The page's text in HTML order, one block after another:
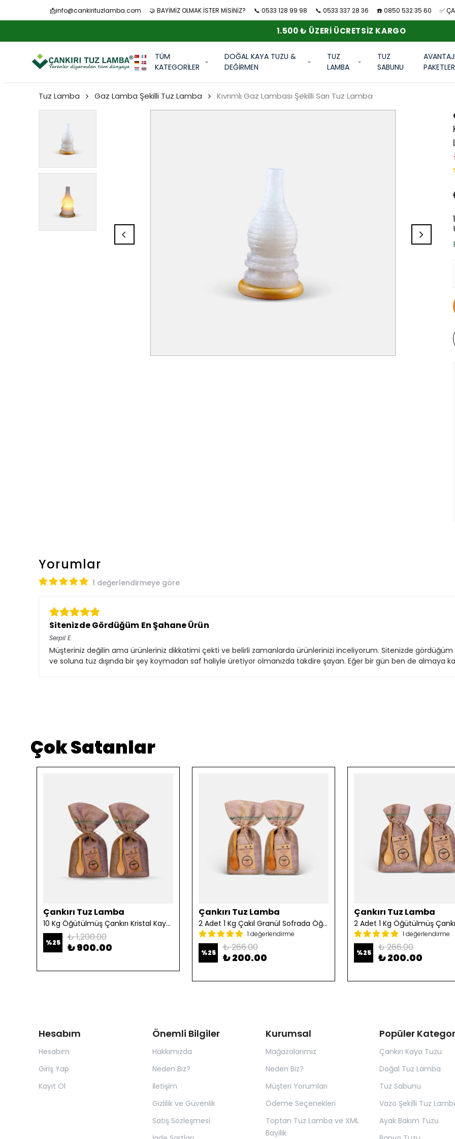
📩info@cankirituzlamba.com 🤝 BAYİMİZ OLMAK İSTER MİSİNİZ? 📞 0533 128 99 98 📞 0533 337 28 36 ☎️ 0850 532 35 60 ✅
1.500 ₺ ÜZERI ÜCRETSIZ KARGO
TÜM
KATEGORİLER
DOĞAL KAYA TUZU &
DEĞİRMEN
TUZ
LAMBA
TUZ
SABUNU
PAKETLER
Tuz Lamba Gaz Lamba Şekilli Tuz Lamba Kıvrımlı Gaz Lambası Şekilli Sarı Tuz Lamba
Yorumlar
1 değerlendirmeye göre
Sitenizde Gördüğüm En Şahane Ürün
Serpil E.
Müşteriniz değilin ama ürünleriniz dikkatimi çekti ve belirli zamanlarda ürünlerinizi inceliyorum. Sitenizde gördüğüm
ve soluna tuz dışında bir şey koymadan saf haliyle üretiyor olmanızda takdire şayan. Eğer bir gün ben de almaya
Çok Satanlar
Çankırı Tuz Lamba
10 Kg Öğütülmüş Çankırı Kristal Kaya Tuzu
%25 ₺ 1,200.00
₺ 900.00
Çankırı Tuz Lamba
2 Adet 1 Kg Çakıl Granül Sofrada Öğütme Tuzu
1 değerlendirme
%25 ₺ 266.00
₺ 200.00
Çankırı Tuz Lamba
1 değerlendirme
%25 ₺ 266.00
₺ 200.00
Hesabım
Hesabım
Giriş Yap
Kayıt Ol
Önemli Bilgiler
Hakkımızda
Neden Biz?
İletişim
Gizlilik ve Güvenlik
Satış Sözleşmesi
Kurumsal
Mağazalarımız
Neden Biz?
Müşteri Yorumları
Ödeme Seçenekleri
Toptan Tuz Lamba ve XML
Bayilik
Popüler
Çankırı Kaya Tuzu
Doğal Tuz Lamba
Tuz Sabunu
Vazo Şekilli Tuz
Ayak Bakım Tuzu